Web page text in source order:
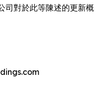
司對於此等陳述的更新概